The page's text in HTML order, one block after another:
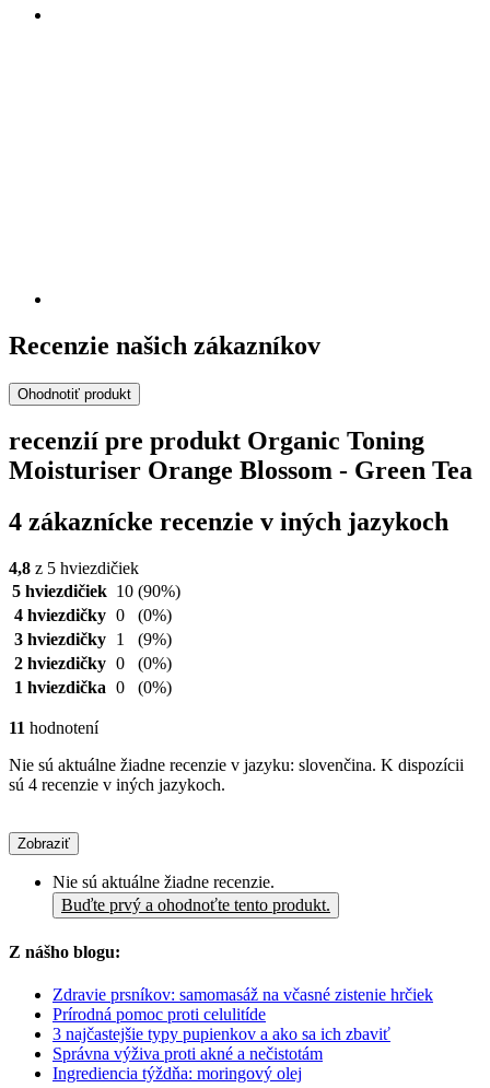
Recenzie našich zákazníkov
Ohodnotiť produkt
recenzií pre produkt Organic Toning
Moisturiser Orange Blossom - Green Tea
4 zákaznícke recenzie v iných jazykoch
4,8 z 5 hviezdičiek
5 hviezdičiek 10 (90%)
4 hviezdičky 0
(0%)
3 hviezdičky
1
(9%)
2 hviezdičky 0
(0%)
1 hviezdička 0 (0%)
11 hodnotení
Nie sú aktuálne žiadne recenzie v jazyku: slovenčina. K dispozícii
sú 4 recenzie v iných jazykoch.
Zobraziť
Nie sú aktuálne žiadne recenzie.
Buďte prvý a ohodnoťte tento produkt.
Z nášho blogu:
Zdravie prsníkov: samomasáž na včasné zistenie hrčiek
Prírodná pomoc proti celulitíde
3 najčastejšie typy pupienkov a ako sa ich zbaviť
Správna výživa proti akné a nečistotám
Ingrediencia týždňa: moringový olej